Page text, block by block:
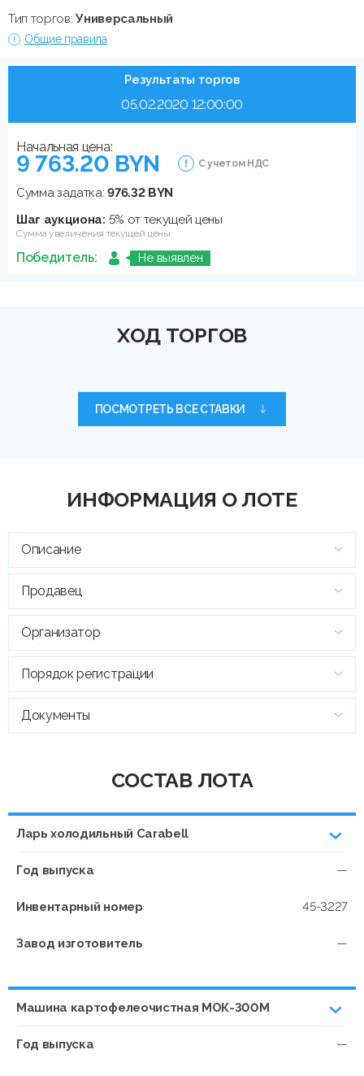
Тип торгов:Универсальный
Общие правила
Результаты торгов
05.02.2020 12:00:00
Начальная цена:
9 763.20 BYN С учетом НДС
Сумма задатка:976.32 BYN
Шаг аукциона: 5% от текущей цены
Сумма увеличения текущей цены
Победитель: Не выявлен
ХОД ТОРГОВ
ПОСМОТРЕТЬ ВСЕ СТАВКИ
ИНФОРМАЦИЯ О ЛОТЕ
Описание
Продавец
Организатор
Порядок регистрации
Документы
СОСТАВ ЛОТА
Ларь холодильный Сarabell
Год выпуска —
Инвентарный номер 45-3227
Завод изготовитель —
Машина картофелеочистная МОК-300М
Год выпуска —